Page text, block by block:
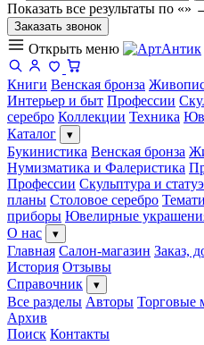
Показать все результаты по «»
Заказать звонок
Открыть меню
Книги Венская бронза
Интерьер и быт Профессии
серебро Коллекции Техника
Каталог
▾
Букинистика Венская бронза
Нумизматика и Фалеристика
Профессии Скульптура и
планы Столовое серебро
приборы Ювелирные
О нас
▾
Главная Салон-магазин Заказ,
История Отзывы
Справочник
▾
Все разделы Авторы Торговые
Архив
Поиск Контакты